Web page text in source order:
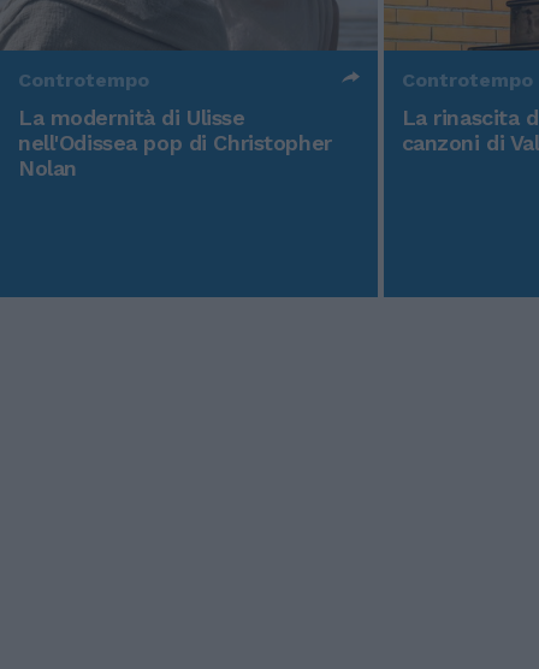
Controtempo
La modernità di Ulisse
nell'Odissea pop di Christopher
Nolan
Controtempo
La rinascita
canzoni di